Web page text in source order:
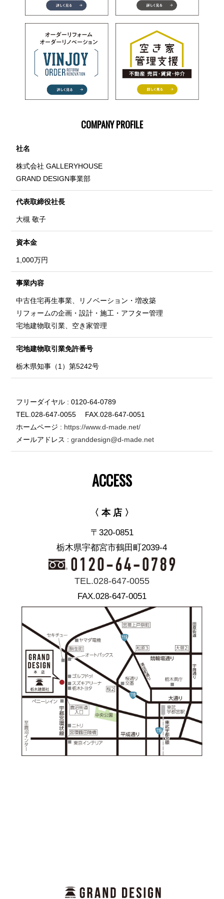
COMPANY PROFILE
社名
株式会社 GALLERYHOUSE
GRAND DESIGN事業部
代表取締役社長
大槻 敬子
資本金
1,000万円
事業内容
中古住宅再生事業、リノベーション・増改築
リフォームの企画・設計・施工・アフター管理
宅地建物取引業、空き家管理
宅地建物取引業免許番号
栃木県知事（1）第5242号
フリーダイヤル : 0120-64-0789
TEL.028-647-0055 FAX.028-647-0051
ホームページ : https://www.d-made.net/
メールアドレス :granddesign@d-made.net
ACCESS
〈 本 店 〉
〒320-0851
栃木県宇都宮市鶴田町2039-4
TEL.028-647-0055
FAX.028-647-0051